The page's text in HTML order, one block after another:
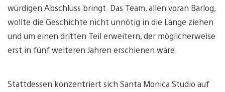
würdigen Abschluss bringt. Das Team, allen voran Barlog,
wollte die Geschichte nicht unnötig in die Länge ziehen
und um einen dritten Teil erweitern, der möglicherweise
erst in fünf weiteren Jahren erschienen wäre.
Stattdessen konzentriert sich Santa Monica Studio auf